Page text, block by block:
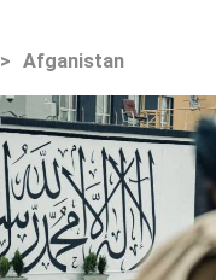
> Afganistan